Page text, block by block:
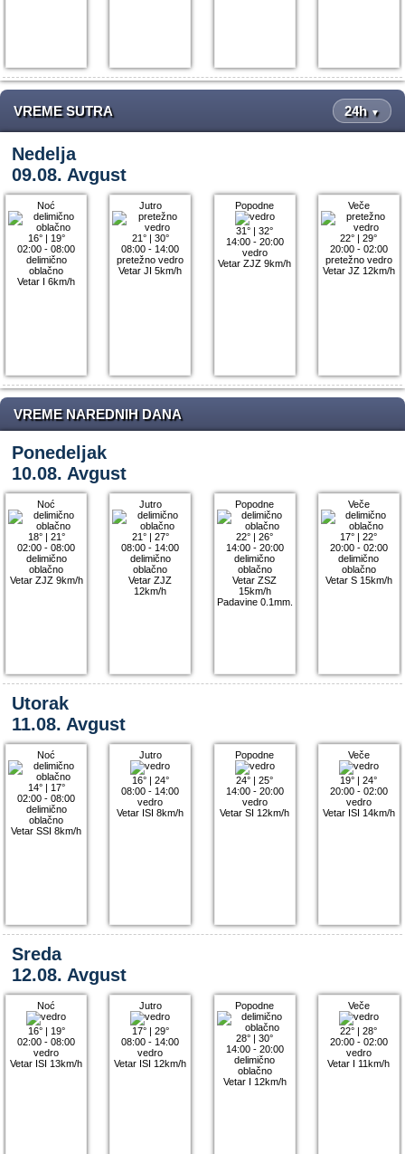
VREME SUTRA 24h ▼
Nedelja
09.08. Avgust
Noć
16°| 19°
02:00 - 08:00
delimično
oblačno
Vetar I 6km/h
Jutro
21°| 30°
08:00 - 14:00
pretežno vedro
Vetar JI 5km/h
Popodne
31° |32°
14:00 - 20:00
vedro
Vetar ZJZ 9km/h
Veče
22° |29°
20:00 - 02:00
pretežno vedro
Vetar JZ 12km/h
VREME NAREDNIH DANA
Ponedeljak
10.08. Avgust
Noć
18°| 21°
02:00 - 08:00
delimično
oblačno
Vetar ZJZ 9km/h
Jutro
21°| 27°
08:00 - 14:00
delimično
oblačno
Vetar ZJZ
12km/h
Popodne
22° |26°
14:00 - 20:00
delimično
oblačno
Vetar ZSZ
15km/h
Padavine 0.1mm.
Veče
17° |22°
20:00 - 02:00
delimično
oblačno
Vetar S 15km/h
Utorak
11.08. Avgust
Noć
14°| 17°
02:00 - 08:00
delimično
oblačno
Vetar SSI 8km/h
Jutro
16°| 24°
08:00 - 14:00
vedro
Vetar ISI 8km/h
Popodne
24° |25°
14:00 - 20:00
vedro
Vetar SI 12km/h
Veče
19° |24°
20:00 - 02:00
vedro
Vetar ISI 14km/h
Sreda
12.08. Avgust
Noć
16°| 19°
02:00 - 08:00
vedro
Vetar ISI 13km/h
Jutro
17°| 29°
08:00 - 14:00
vedro
Vetar ISI 12km/h
Popodne
28° |30°
14:00 - 20:00
delimično
oblačno
Vetar I 12km/h
Veče
22° |28°
20:00 - 02:00
vedro
Vetar I 11km/h